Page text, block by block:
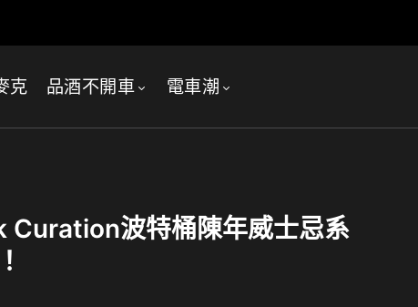
克 品酒不開車 電車潮
Curation波特桶陳年威士忌系